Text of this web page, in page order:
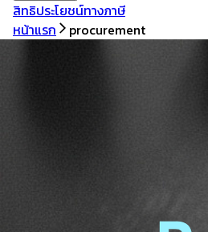
สิทธิประโยชน์ทางภาษี
หน้าแรก
procurement